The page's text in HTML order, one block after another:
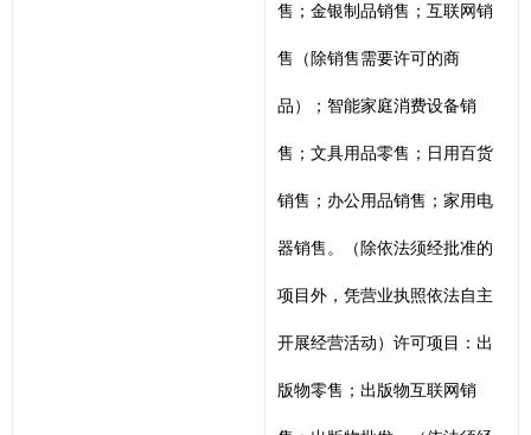
售；金银制品销售；互联网销
售（除销售需要许可的商
品）；智能家庭消费设备销
售；文具用品零售；日用百货
销售；办公用品销售；家用电
器销售。（除依法须经批准的
项目外，凭营业执照依法自主
开展经营活动）许可项目：出
版物零售；出版物互联网销